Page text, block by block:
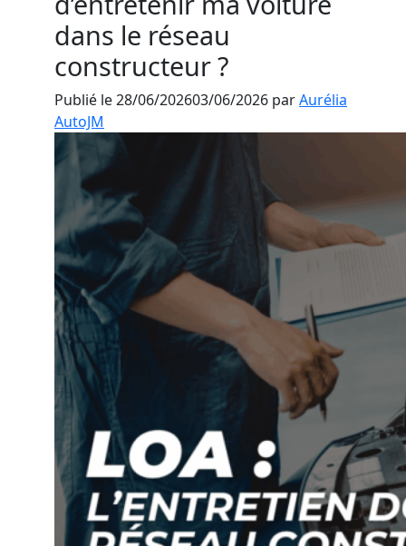
dans le réseau
constructeur ?
Publié le28/06/202603/06/2026 parAurélia
AutoJM